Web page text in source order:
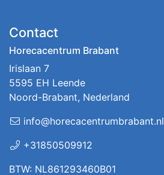
Contact
Horecacentrum Brabant
Irislaan 7
5595 EH Leende
Noord-Brabant, Nederland
info@horecacentrumbrabant.nl
+31850509912
BTW: NL861293460B01